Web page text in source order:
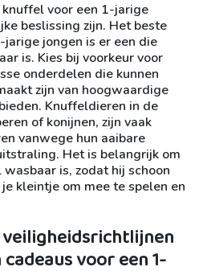
voor een 1-jarige
beslissing zijn. Het beste
jongen is er een die
is. Kies bij voorkeur voor
onderdelen die kunnen
zijn van hoogwaardige
Knuffeldieren in de
of konijnen, zijn vaak
vanwege hun aaibare
Het is belangrijk om
is, zodat hij schoon
kleintje om mee te spelen en
voor een 1-